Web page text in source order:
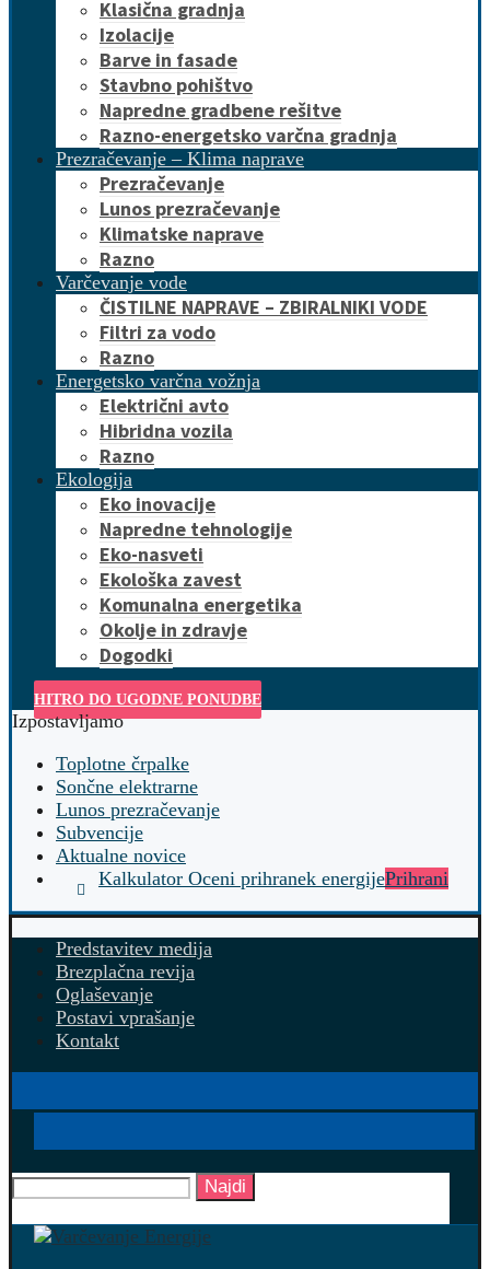
Klasična gradnja
Izolacije
Barve in fasade
Stavbno pohištvo
Napredne gradbene rešitve
Razno-energetsko varčna gradnja
Prezračevanje – Klima naprave
Prezračevanje
Lunos prezračevanje
Klimatske naprave
Razno
Varčevanje vode
ČISTILNE NAPRAVE – ZBIRALNIKI VODE
Filtri za vodo
Razno
Energetsko varčna vožnja
Električni avto
Hibridna vozila
Razno
Ekologija
Eko inovacije
Napredne tehnologije
Eko-nasveti
Ekološka zavest
Komunalna energetika
Okolje in zdravje
Dogodki
HITRO DO UGODNE PONUDBE
Izpostavljamo
Toplotne črpalke
Sončne elektrarne
Lunos prezračevanje
Subvencije
Aktualne novice
Kalkulator Oceni prihranek energijePrihrani
Predstavitev medija
Brezplačna revija
Oglaševanje
Postavi vprašanje
Kontakt
Najdi